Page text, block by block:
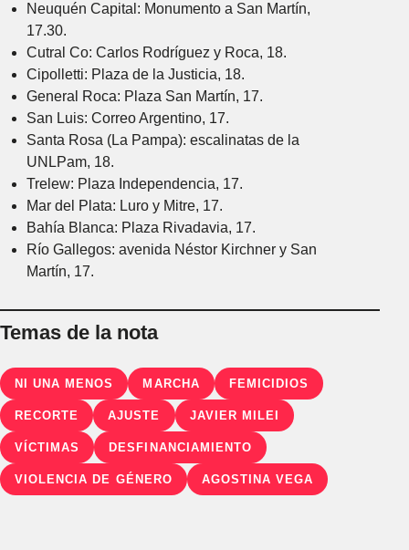
Neuquén Capital: Monumento a San Martín,
17.30.
Cutral Co: Carlos Rodríguez y Roca, 18.
Cipolletti: Plaza de la Justicia, 18.
General Roca: Plaza San Martín, 17.
San Luis: Correo Argentino, 17.
Santa Rosa (La Pampa): escalinatas de la
UNLPam, 18.
Trelew: Plaza Independencia, 17.
Mar del Plata: Luro y Mitre, 17.
Bahía Blanca: Plaza Rivadavia, 17.
Río Gallegos: avenida Néstor Kirchner y San
Martín, 17.
Temas de la nota
NI UNA MENOS MARCHA FEMICIDIOS
RECORTE AJUSTE JAVIER MILEI
VÍCTIMAS DESFINANCIAMIENTO
VIOLENCIA DE GÉNERO AGOSTINA VEGA